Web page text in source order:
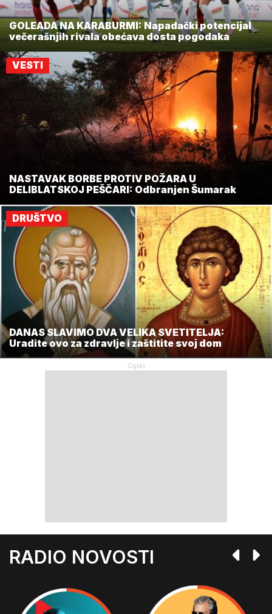
GOLEADA NA KARABURMI: Napadački potencijal
večerašnjih rivala obećava dosta pogodaka
VESTI
NASTAVAK BORBE PROTIV POŽARA U
DELIBLATSKOJ PEŠČARI: Odbranjen Šumarak
DRUŠTVO
DANAS SLAVIMO DVA VELIKA SVETITELJA:
Uradite ovo za zdravlje i zaštitite svoj dom
RADIO NOVOSTI